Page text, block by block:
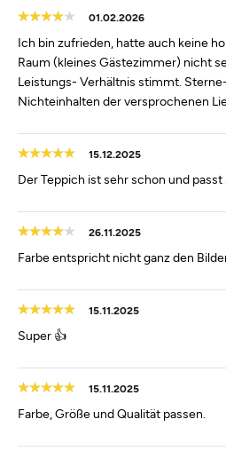
01.02.2026
Ich bin zufrieden, hatte auch keine
Raum (kleines Gästezimmer) nicht
Leistungs- Verhältnis stimmt.
Nichteinhalten der versprochenen
15.12.2025
Der Teppich ist sehr schon und passt
26.11.2025
Farbe entspricht nicht ganz den
15.11.2025
Super 👍
15.11.2025
Farbe, Größe und Qualität passen.